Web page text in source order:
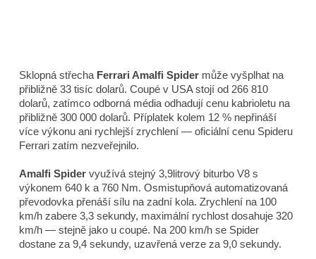
Sklopná střecha Ferrari Amalfi Spider může vyšplhat na
přibližně 33 tisíc dolarů. Coupé v USA stojí od 266 810
dolarů, zatímco odborná média odhadují cenu kabrioletu na
přibližně 300 000 dolarů. Příplatek kolem 12 % nepřináší
více výkonu ani rychlejší zrychlení — oficiální cenu Spideru
Ferrari zatím nezveřejnilo.
Amalfi Spider využívá stejný 3,9litrový biturbo V8 s
výkonem 640 k a 760 Nm. Osmistupňová automatizovaná
převodovka přenáší sílu na zadní kola. Zrychlení na 100
km/h zabere 3,3 sekundy, maximální rychlost dosahuje 320
km/h — stejně jako u coupé. Na 200 km/h se Spider
dostane za 9,4 sekundy, uzavřená verze za 9,0 sekundy.